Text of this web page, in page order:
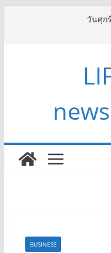
วันศุก
BUSINESS